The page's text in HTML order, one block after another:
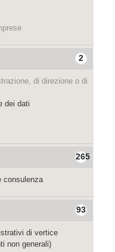
2
di direzione o di
dei dati
265
consulenza
93
di vertice
non generali)